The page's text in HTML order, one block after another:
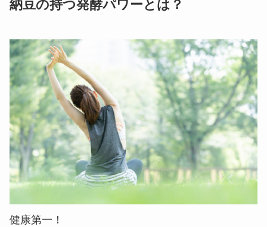
納豆の持つ発酵パワーとは？
健康第一！